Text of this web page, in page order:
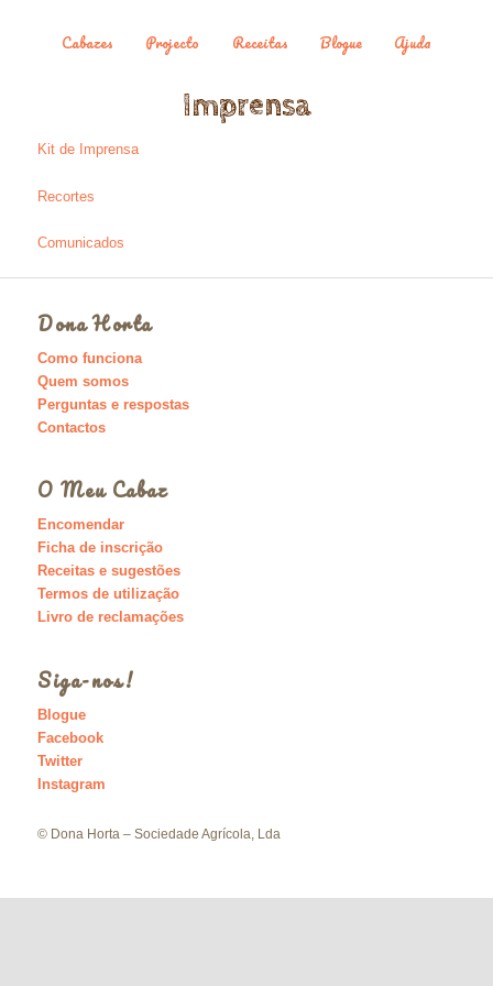
Menu principalSaltar para o conteúdo primário
Saltar para o conteúdo secundário
Cabazes Projecto Receitas Blogue Ajuda
Imprensa
Kit de Imprensa
Recortes
Comunicados
Dona Horta
Como funciona
Quem somos
Perguntas e respostas
Contactos
O Meu Cabaz
Encomendar
Ficha de inscrição
Receitas e sugestões
Termos de utilização
Livro de reclamações
Siga-nos!
Blogue
Facebook
Twitter
Instagram
© Dona Horta – Sociedade Agrícola, Lda